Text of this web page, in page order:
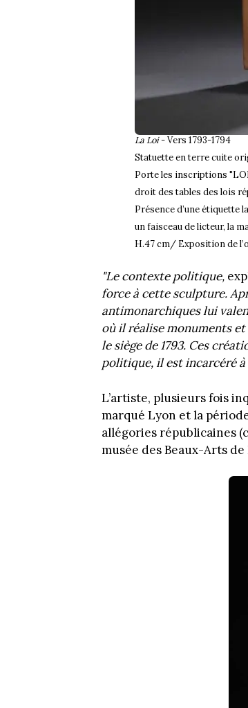
La Loi- Vers 1793-1794
Statuette en terre cuite
Porte les inscriptions
droit des tables des lois
Présence d’une étiquette
un faisceau de licteur, la
H.47 cm/ Exposition de
"Le contexte politique,
force à cette sculpture.
antimonarchiques lui
où il réalise monuments
le siège de 1793. Ces
politique, il est incarcéré
L’artiste, plusieurs fois
marqué Lyon et la
allégories républicaines
musée des Beaux-Arts de